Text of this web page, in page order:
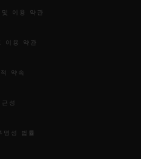
이용 약관
이용 약관
적 약속
근성
명성 법률